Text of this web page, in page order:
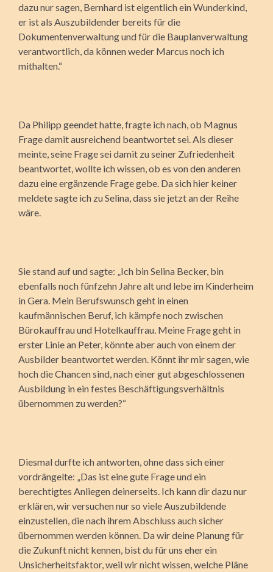
dazu nur sagen, Bernhard ist eigentlich ein Wunderkind,
er ist als Auszubildender bereits für die
Dokumentenverwaltung und für die Bauplanverwaltung
verantwortlich, da können weder Marcus noch ich
mithalten.“
Da Philipp geendet hatte, fragte ich nach, ob Magnus
Frage damit ausreichend beantwortet sei. Als dieser
meinte, seine Frage sei damit zu seiner Zufriedenheit
beantwortet, wollte ich wissen, ob es von den anderen
dazu eine ergänzende Frage gebe. Da sich hier keiner
meldete sagte ich zu Selina, dass sie jetzt an der Reihe
wäre.
Sie stand auf und sagte: „Ich bin Selina Becker, bin
ebenfalls noch fünfzehn Jahre alt und lebe im Kinderheim
in Gera. Mein Berufswunsch geht in einen
kaufmännischen Beruf, ich kämpfe noch zwischen
Bürokauffrau und Hotelkauffrau. Meine Frage geht in
erster Linie an Peter, könnte aber auch von einem der
Ausbilder beantwortet werden. Könnt ihr mir sagen, wie
hoch die Chancen sind, nach einer gut abgeschlossenen
Ausbildung in ein festes Beschäftigungsverhältnis
übernommen zu werden?“
Diesmal durfte ich antworten, ohne dass sich einer
vordrängelte: „Das ist eine gute Frage und ein
berechtigtes Anliegen deinerseits. Ich kann dir dazu nur
erklären, wir versuchen nur so viele Auszubildende
einzustellen, die nach ihrem Abschluss auch sicher
übernommen werden können. Da wir deine Planung für
die Zukunft nicht kennen, bist du für uns eher ein
Unsicherheitsfaktor, weil wir nicht wissen, welche Pläne